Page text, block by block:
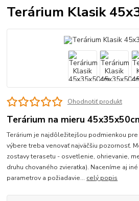
Terárium Klasik
Ohodnotiť produkt
Terárium na mieru
Terárium je najdôležitejšou podmienkou
výbere treba venovať najväčšiu pozornosť.
zostavy terasetu - osvetlenie, ohrievanie,
druhu chovaného zvieratka). Naceníme aj
parametrov a požiadavie... celý popis